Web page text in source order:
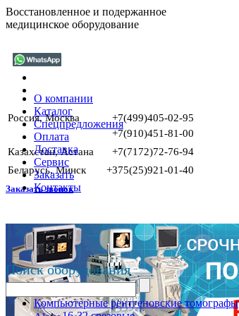
Восстановленное и подержанное
медицинское оборудование
Россия, Москва
+7(499)405-02-95
+7(910)451-81-00
Казахстан, Астана
+7(7172)72-76-94
Беларусь, Минск
+375(25)921-01-40
Заказать звонок
О компании
Каталог
Спецпредложения
Оплата
Доставка
Сервис
Заказать
Контакты
Поиск оборудования
Компьютерные рентгеновские томографы